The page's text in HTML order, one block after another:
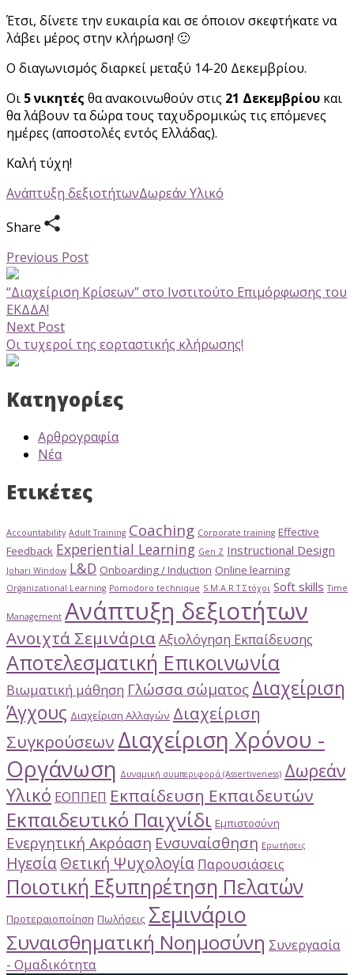
Έτσι, δίνετε την ευκαιρία και σε όποιον σκεφτήκατε να
λάβει μέρος στην κλήρωση! 🙂
Ο διαγωνισμός διαρκεί μεταξύ 14-20 Δεκεμβρίου.
Οι 5 νικητές θα ανακοινωθούν στις 21 Δεκεμβρίου και
θα λάβουν τα δώρα τους ταχυδρομικώς τις επόμενες
ημέρες (αποστολές εντός Ελλάδας).
Καλή τύχη!
Ανάπτυξη δεξιοτήτωνΔωρεάν Υλικό
Share
Previous Post
“Διαχείριση Κρίσεων” στο Ινστιτούτο Επιμόρφωσης του
ΕΚΔΔΑ!
Next Post
Οι τυχεροί της εορταστικής κλήρωσης!
Κατηγορίες
Αρθρογραφία
Νέα
Ετικέτες
Accountability Adult Training Coaching Corporate training Effective
Feedback Experiential Learning Gen Z Instructional Design
Johari Window L&D Onboarding / Induction Online learning
Organizational Learning Pomodoro technique S.M.A.R.T Στόχοι Soft skills Time
Management Ανάπτυξη δεξιοτήτων
Ανοιχτά ΣεμινάριαΑξιολόγηση Εκπαίδευσης
Αποτελεσματική Επικοινωνία
Βιωματική μάθηση Γλώσσα σώματος Διαχείριση
Άγχους Διαχείριση Αλλαγών Διαχείριση
Συγκρούσεων Διαχείριση Χρόνου -
Οργάνωση Δυναμική συμπεριφορά (Assertiveness) Δωρεάν
Υλικό ΕΟΠΠΕΠ Εκπαίδευση Εκπαιδευτών
Εκπαιδευτικό Παιχνίδι Εμπιστοσύνη
Ενεργητική Ακρόαση Ενσυναίσθηση Ερωτήσεις
ΗγεσίαΘετική Ψυχολογία Παρουσιάσεις
Ποιοτική Εξυπηρέτηση Πελατών
Προτεραιοποίηση Πωλήσεις Σεμινάριο
Συναισθηματική Νοημοσύνη Συνεργασία
- Ομαδικότητα